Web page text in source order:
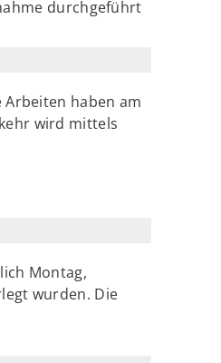
durchgeführt
haben am
wird mittels
Montag,
wurden. Die